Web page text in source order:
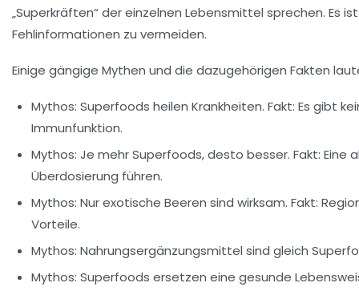
„Superkräften“ der einzelnen Lebensmittel sprechen. Es
Fehlinformationen zu vermeiden.
Einige gängige Mythen und die dazugehörigen Fakten
Mythos: Superfoods heilen Krankheiten. Fakt: Es gibt
Immunfunktion.
Mythos: Je mehr Superfoods, desto besser. Fakt: Eine
Überdosierung führen.
Mythos: Nur exotische Beeren sind wirksam. Fakt:
Vorteile.
Mythos: Nahrungsergänzungsmittel sind gleich
Mythos: Superfoods ersetzen eine gesunde